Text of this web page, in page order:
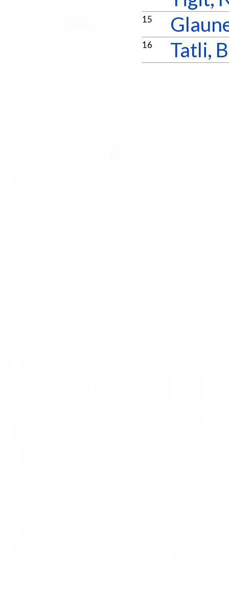
15
16 Tatli,